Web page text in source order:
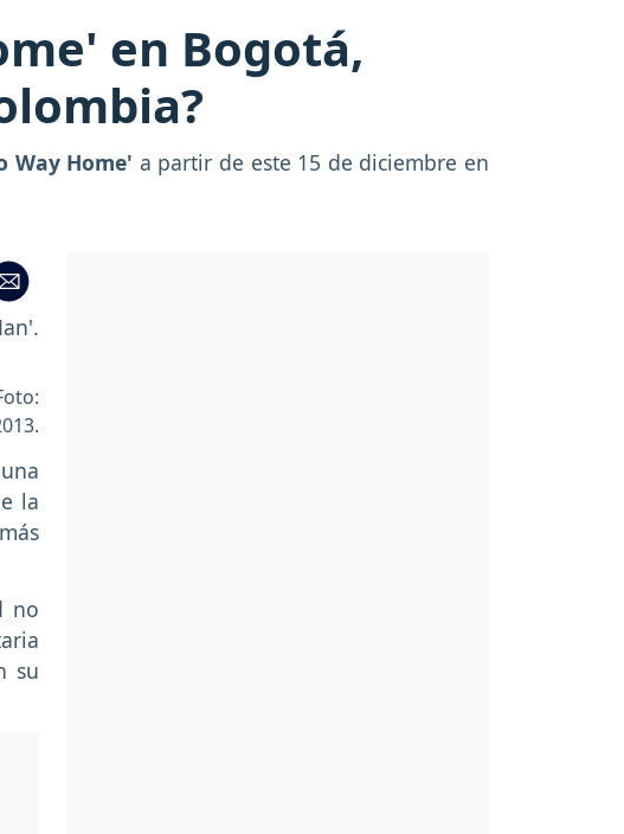
en Bogotá,
Way Home' a partir de este 15 de diciembre en
la
no
su